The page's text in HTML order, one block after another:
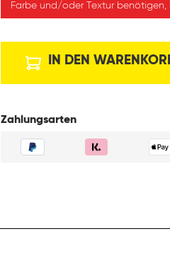
Farbe und/oder Textur benötigen,
IN DEN
Zahlungsarten